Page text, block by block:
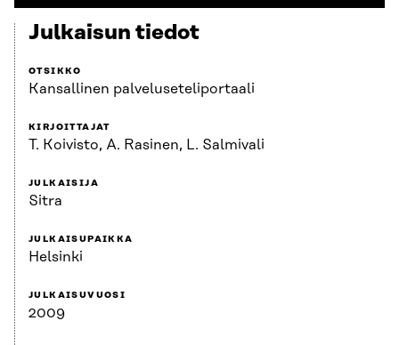
Julkaisun tiedot
OTSIKKO
Kansallinen palveluseteliportaali
KIRJOITTAJAT
T. Koivisto, A. Rasinen, L. Salmivali
JULKAISIJA
Sitra
JULKAISUPAIKKA
Helsinki
JULKAISUVUOSI
2009